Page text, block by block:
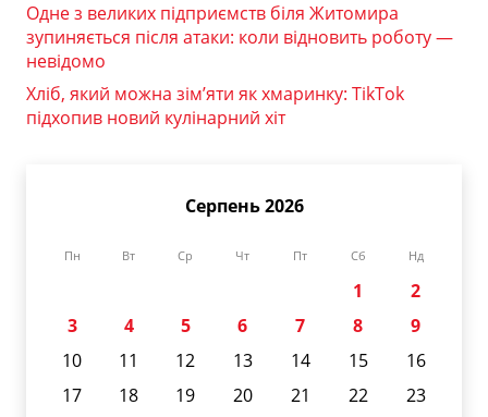
Одне з великих підприємств біля Житомира
зупиняється після атаки: коли відновить роботу —
невідомо
Хліб, який можна зім’яти як хмаринку: TikTok
підхопив новий кулінарний хіт
Серпень 2026
Пн Вт Ср Чт Пт Сб Нд
1
2
3
4 5 6 7 8
9
10
11 12 13 14 15
16
17
18 19 20 21 22
23